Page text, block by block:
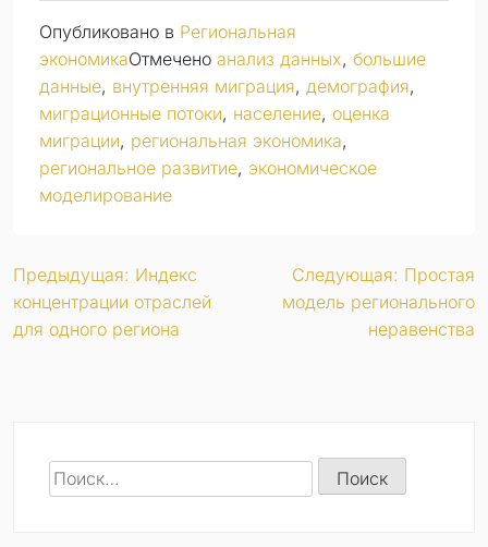
Опубликовано в Региональная
экономикаОтмечено анализ данных, большие
данные, внутренняя миграция, демография,
миграционные потоки, население, оценка
миграции, региональная экономика,
региональное развитие, экономическое
моделирование
Навигация
по
Предыдущая: Индекс
концентрации отраслей
для одного региона
Следующая: Простая
модель регионального
неравенства
Найти: